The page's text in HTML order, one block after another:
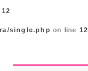
12
single.php on line 12